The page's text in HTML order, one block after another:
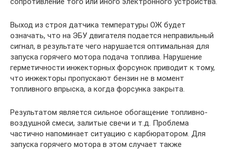
Выход из строя датчика температуры ОЖ будет
означать, что на ЭБУ двигателя подается неправильный
сигнал, в результате чего нарушается оптимальная для
запуска горячего мотора подача топлива. Нарушение
герметичности инжекторных форсунок приводит к тому,
что инжекторы пропускают бензин не в момент
топливного впрыска, а когда форсунка закрыта.
Результатом является сильное обогащение топливно-
воздушной смеси, залитые свечи и т.д. Проблема
частично напоминает ситуацию с карбюратором. Для
запуска горячего мотора в этом случает также